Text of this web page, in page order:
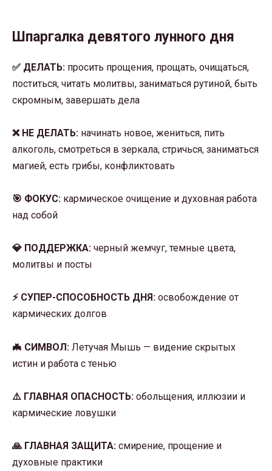
Шпаргалка девятого лунного дня
✅ ДЕЛАТЬ: просить прощения, прощать, очищаться,
поститься, читать молитвы, заниматься рутиной, быть
скромным, завершать дела
❌ НЕ ДЕЛАТЬ: начинать новое, жениться, пить
алкоголь, смотреться в зеркала, стричься, заниматься
магией, есть грибы, конфликтовать
🎯 ФОКУС: кармическое очищение и духовная работа
над собой
💎 ПОДДЕРЖКА: черный жемчуг, темные цвета,
молитвы и посты
⚡ СУПЕР-СПОСОБНОСТЬ ДНЯ: освобождение от
кармических долгов
🦇 СИМВОЛ: Летучая Мышь — видение скрытых
истин и работа с тенью
⚠️ ГЛАВНАЯ ОПАСНОСТЬ: обольщения, иллюзии и
кармические ловушки
🙏 ГЛАВНАЯ ЗАЩИТА: смирение, прощение и
духовные практики